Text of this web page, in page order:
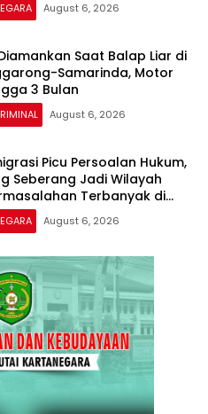
August 6, 2026
Saat Balap Liar di
Samarinda, Motor
3 Bulan
August 6, 2026
Picu Persoalan Hukum,
Seberang Jadi Wilayah
Terbanyak di
August 6, 2026